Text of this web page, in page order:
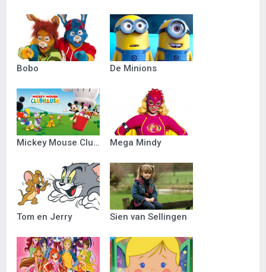
Bobo De Minions
Mickey Mouse Clubhuis Mega Mindy
Tom en Jerry Sien van Sellingen